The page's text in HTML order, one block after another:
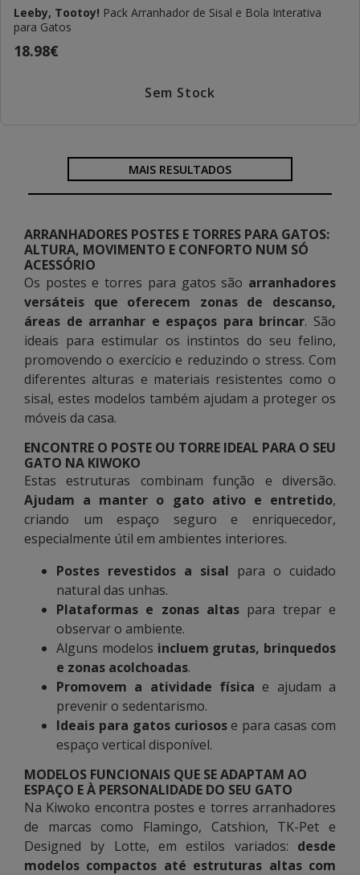
Leeby, Tootoy! Pack Arranhador de Sisal e Bola Interativa
para Gatos
Preço
18.98€
Sem Stock
MAIS RESULTADOS
ARRANHADORES POSTES E TORRES PARA GATOS:
ALTURA, MOVIMENTO E CONFORTO NUM SÓ
ACESSÓRIO
Os postes e torres para gatos são arranhadores
versáteis que oferecem zonas de descanso,
áreas de arranhar e espaços para brincar. São
ideais para estimular os instintos do seu felino,
promovendo o exercício e reduzindo o stress. Com
diferentes alturas e materiais resistentes como o
sisal, estes modelos também ajudam a proteger os
móveis da casa.
ENCONTRE O POSTE OU TORRE IDEAL PARA O SEU
GATO NA KIWOKO
Estas estruturas combinam função e diversão.
Ajudam a manter o gato ativo e entretido,
criando um espaço seguro e enriquecedor,
especialmente útil em ambientes interiores.
Postes revestidos a sisal para o cuidado
natural das unhas.
Plataformas e zonas altas para trepar e
observar o ambiente.
Alguns modelos incluem grutas, brinquedos
e zonas acolchoadas.
Promovem a atividade física e ajudam a
prevenir o sedentarismo.
Ideais para gatos curiosose para casas com
espaço vertical disponível.
MODELOS FUNCIONAIS QUE SE ADAPTAM AO
ESPAÇO E À PERSONALIDADE DO SEU GATO
Na Kiwoko encontra postes e torres arranhadores
de marcas como Flamingo, Catshion, TK-Pet e
Designed by Lotte, em estilos variados: desde
modelos compactos até estruturas altas com